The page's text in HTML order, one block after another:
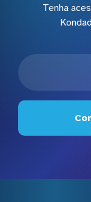
Tenha